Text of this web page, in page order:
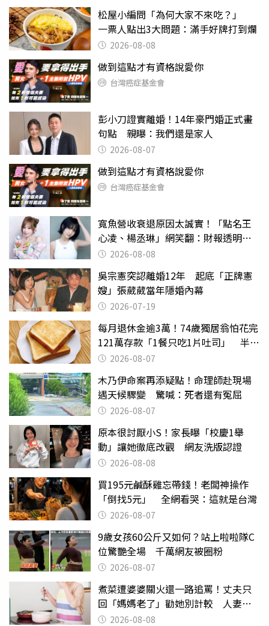
松屋小編問「為何大家不來吃？」
一票人點出3大問題：滿手好牌打到爛
2026-08-08
做到這點才有資格說愛你
台灣癌症基金會
彭小刀證實離婚！14年豪門婚正式畫
句點 親曝：我們還是家人
2026-08-07
做到這點才有資格說愛你
台灣癌症基金會
寬魚營收衰退原因太誠實！「點名王
心凌、楊丞琳」網笑翻：財報透明度
滿分2026-08-08
吳宗憲突認離婚12年 起底「正牌憲
嫂」張葳葳當年隱婚內幕
2026-07-19
每月退休金逾3萬！74歲獨居翁怕花完
121萬存款「1餐只吃1片吐司」 半年
後暴瘦嚇壞女兒
2026-08-07
木乃伊命案再添疑點！命理師赴現場
遇天候驟變 驚喊：死者還有冤屈
2026-08-07
原本很討厭小S！家長曝「校慶1舉
動」讓她徹底改觀 網友洗版認證
2026-08-08
買195元鹹酥雞忘帶錢！老闆神操作
「倒找5元」 全網看哭：這就是台灣
2026-08-07
9歲女孩60公斤又如何？站上啦啦隊C
位驚艷全場 千萬網友被圈粉
2026-08-07
煮菜遭婆婆關火還一路追罵！丈夫只
回「媽媽老了」勸她別計較 人妻超
崩潰：我像台傭
2026-08-08